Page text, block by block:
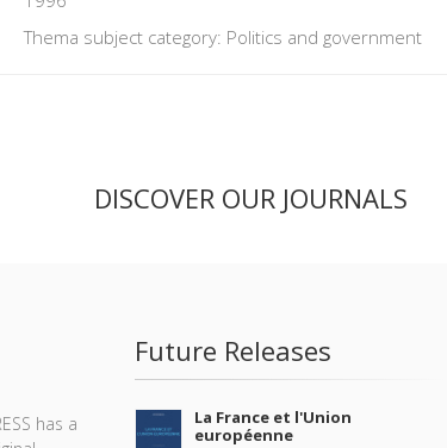
Thema subject category: Politics and government
DISCOVER OUR JOURNALS
has a
Future Releases
La France et l'Union
européenne